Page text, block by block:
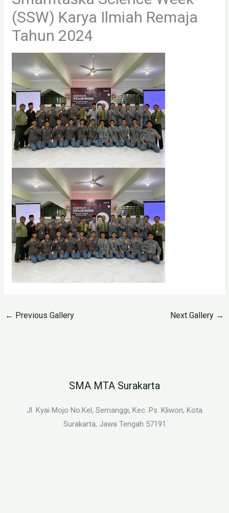
(SSW) Karya Ilmiah Remaja
Tahun 2024
← Previous Gallery Next Gallery →
SMA MTA Surakarta
Jl. Kyai Mojo No.Kel, Semanggi, Kec. Ps. Kliwon, Kota
Surakarta, Jawa Tengah 57191